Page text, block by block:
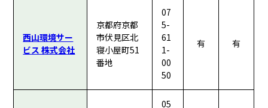
西山環境サー
ビス 株式会社
京都府京都
市伏見区北
寝小屋町51
番地
07
5-
61
1-
00
50
有 有
05